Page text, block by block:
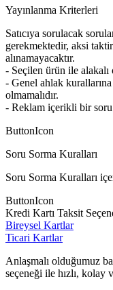
Yayınlanma Kriterleri
Satıcıya sorulacak
gerekmektedir, aksi
alınamayacaktır.
- Seçilen ürün ile alakalı
- Genel ahlak
olmamalıdır.
- Reklam içerikli bir soru
ButtonIcon
Soru Sorma Kuralları
Soru Sorma Kuralları
ButtonIcon
Kredi Kartı Taksit
Bireysel Kartlar
Ticari Kartlar
Anlaşmalı olduğumuz
seçeneği ile hızlı,